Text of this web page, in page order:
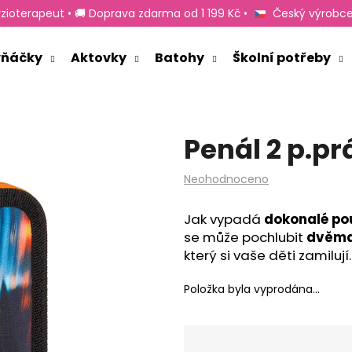
• 🚚 Doprava zdarma od 1 199 Kč • Český
Aktovky Batohy Školní potřeby
Průměrné
je
0,0
z
hvězdiček.
Neohodnoceno
Penál 2
Jak vypadá dokonalé
se může pochlubit
který si vaše děti zamilují.
Položka byla vyprodána…
HLEDAT